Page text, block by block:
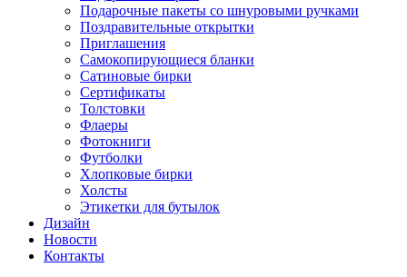
Подарочные пакеты со шнуровыми ручками
Поздравительные открытки
Приглашения
Самокопирующиеся бланки
Сатиновые бирки
Сертификаты
Толстовки
Флаеры
Фотокниги
Футболки
Хлопковые бирки
Холсты
Этикетки для бутылок
Дизайн
Новости
Контакты